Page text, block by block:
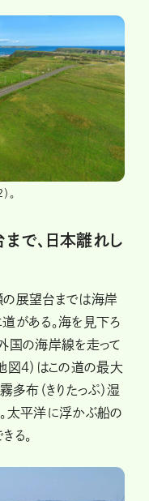
。
で、日本離れし
展望台までは海岸
がある。海を見下ろ
国の海岸線を走って
図4）はこの道の最大
多布（きりたっぷ）湿
太平洋に浮かぶ船の
る。